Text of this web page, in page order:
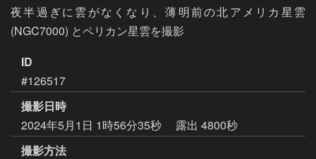
夜半過ぎに雲がなくなり、薄明前の北アメリカ星雲
(NGC7000) とペリカン星雲を撮影
ID
#126517
撮影日時
2024年5月1日 1時56分35秒
露出 4800秒
撮影方法